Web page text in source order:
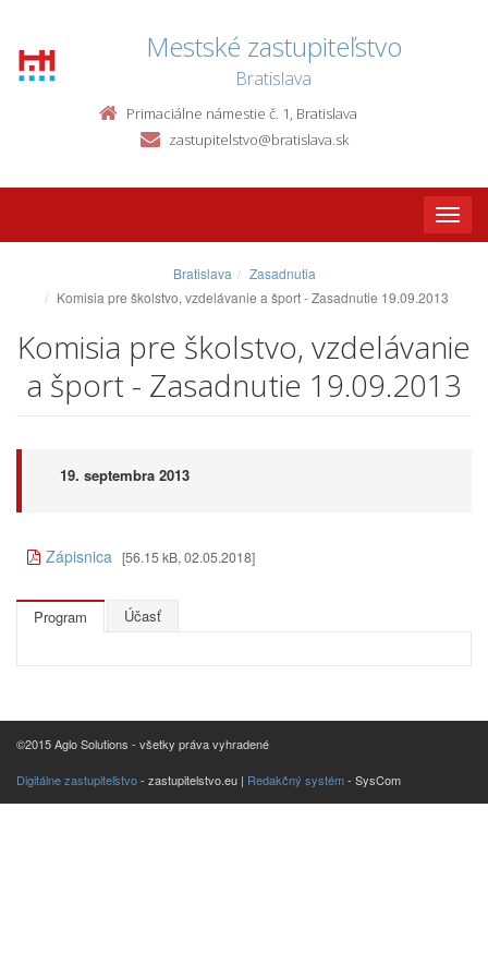
Mestské zastupiteľstvo
Bratislava
Primaciálne námestie č. 1, Bratislava
zastupitelstvo@bratislava.sk
Toggle
Bratislava
Zasadnutia
Komisia pre školstvo, vzdelávanie a šport - Zasadnutie 19.09.2013
Komisia pre školstvo, vzdelávanie
a šport - Zasadnutie 19.09.2013
19. septembra 2013
Zápisnica [56.15 kB, 02.05.2018]
Program Účasť
©2015 Aglo Solutions - všetky práva vyhradené
Digitálne zastupiteľstvo- zastupitelstvo.eu | Redakčný systém- SysCom